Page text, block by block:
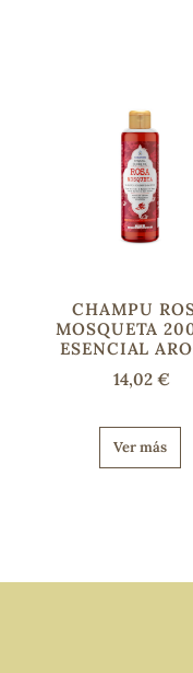
CHAMPU
MOSQUETA
ESENCIAL
14,02 €
Ver más